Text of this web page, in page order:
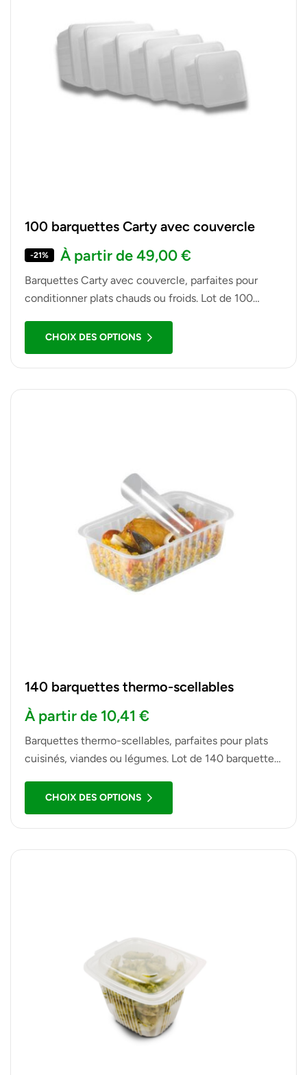
100 barquettes Carty avec couvercle
-21% À partir de49,00€
Barquettes Carty avec couvercle, parfaites pour
conditionner plats chauds ou froids. Lot de 100
usage professionnel.
CHOIX DES OPTIONS
140 barquettes thermo-scellables
À partir de 10,41 €
Barquettes thermo-scellables, parfaites pour plats
cuisinés, viandes ou légumes. Lot de 140 barquettes
emporter.
CHOIX DES OPTIONS